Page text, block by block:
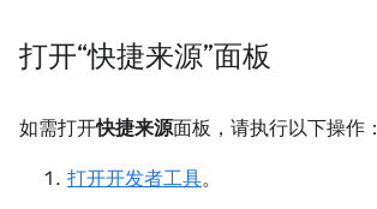
打开“快捷来源”面板
如需打开快捷来源面板，请执行以下操作：
打开开发者工具。